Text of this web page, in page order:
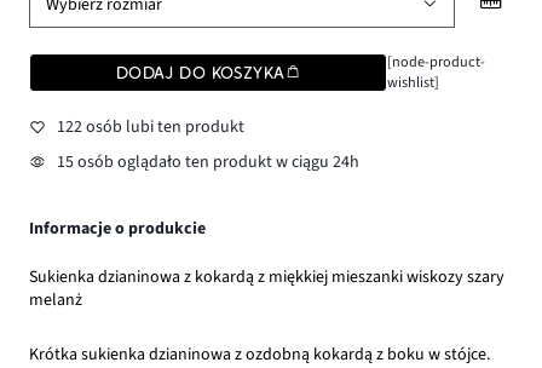
DODAJ DO KOSZYKA
[node-product-
wishlist]
122 osób lubi ten produkt
15 osób oglądało ten produkt w ciągu 24h
Informacje o produkcie
Sukienka dzianinowa z kokardą z miękkiej mieszanki wiskozy szary
melanż
Krótka sukienka dzianinowa z ozdobną kokardą z boku w stójce.